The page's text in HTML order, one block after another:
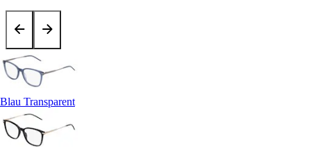
Blau Transparent